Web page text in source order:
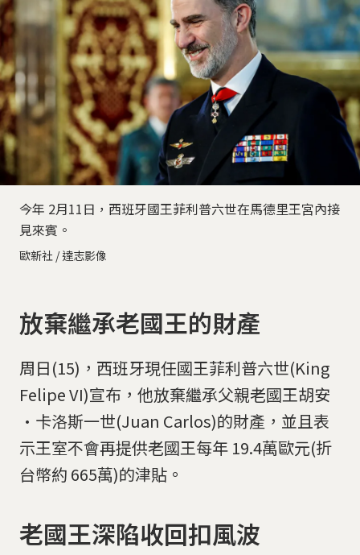
今年 2月11日，西班牙國王菲利普六世在馬德里王宮內接
見來賓。
歐新社 / 達志影像
放棄繼承老國王的財產
周日(15)，西班牙現任國王菲利普六世(King
Felipe VI)宣布，他放棄繼承父親老國王胡安
·卡洛斯一世(Juan Carlos)的財產，並且表
示王室不會再提供老國王每年 19.4萬歐元(折
台幣約 665萬)的津貼。
老國王深陷收回扣風波